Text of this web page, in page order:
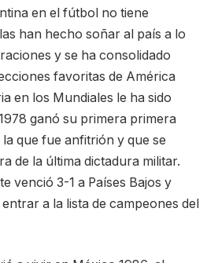
en el fútbol no tiene
han hecho soñar al país a lo
y se ha consolidado
favoritas de América
en los Mundiales le ha sido
ganó su primera primera
que fue anfitrión y que se
de la última dictadura militar.
venció 3-1 a Países Bajos y
a la lista de campeones del